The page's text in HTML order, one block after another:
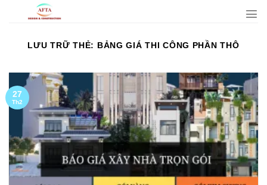
LƯU TRỮ THẺ: BẢNG GIÁ THI CÔNG PHẦN THÔ
27
Th2